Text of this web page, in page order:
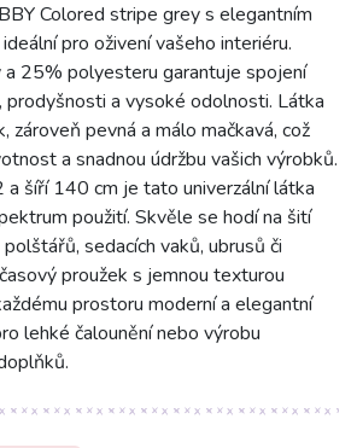
Colored stripe grey s elegantním
pro oživení vašeho interiéru.
25% polyesteru garantuje spojení
prodyšnosti a vysoké odolnosti. Látka
zároveň pevná a málo mačkavá, což
a snadnou údržbu vašich výrobků.
a šíří 140 cm je tato univerzální látka
použití. Skvěle se hodí na šití
sedacích vaků, ubrusů či
proužek s jemnou texturou
prostoru moderní a elegantní
lehké čalounění nebo výrobu